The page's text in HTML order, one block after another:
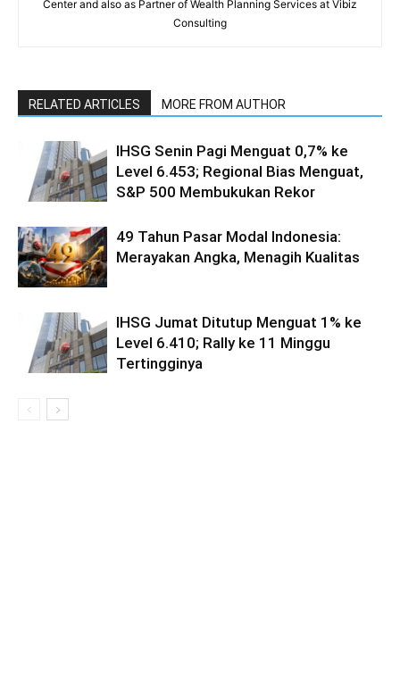
Center and also as Partner of Wealth Planning Services at Vibiz
Consulting
RELATED ARTICLES MORE FROM AUTHOR
IHSG Senin Pagi Menguat 0,7% ke
Level 6.453; Regional Bias Menguat,
S&P 500 Membukukan Rekor
49 Tahun Pasar Modal Indonesia:
Merayakan Angka, Menagih Kualitas
IHSG Jumat Ditutup Menguat 1% ke
Level 6.410; Rally ke 11 Minggu
Tertingginya